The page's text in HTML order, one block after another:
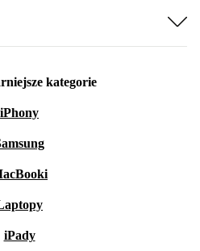
kategorie
iPhony
iPady